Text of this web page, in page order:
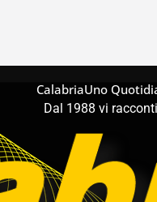
CalabriaUno
Dal 1988 vi